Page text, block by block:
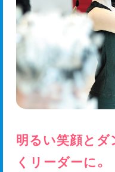
明るい笑顔とダ
くリーダーに。